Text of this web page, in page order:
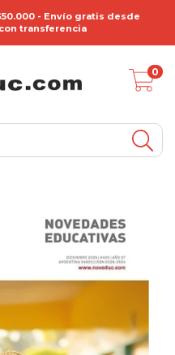
- Envío gratis desde
con transferencia
0